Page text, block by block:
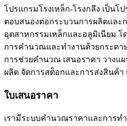
โปรแกรมโรงเหล็ก-โรงกลึง เป็น
ตอบสนองต่อกระบวนการผลิตและ
อุตสาหกรรมเหล็กและอลูมิเนียม โ
การคำนวณและทำงานด้วยกระดา
การช่วยคำนวณ เสนอราคา วางแ
ผลิต จัดการสต็อกและการส่งสินค้า
ใบเสนอราคา
เรามีระบบคำนวณราคาและการท